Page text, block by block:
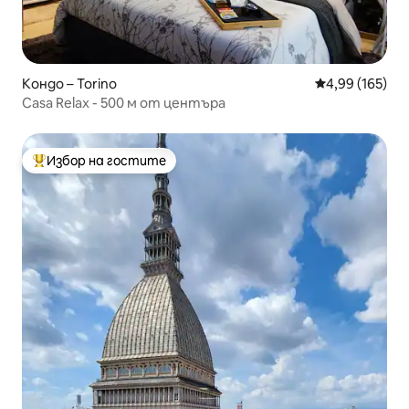
Кондо – Torino Средна
4,99 (165)
Casa Relax - 500 м от центъра
Най-популярен избор на гостите
Избор на гостите